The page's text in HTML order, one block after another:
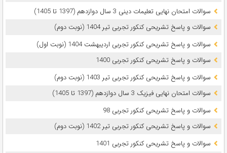
سوالات امتحان نهایی تعلیمات دینی 3 سال دوازدهم (1397 تا 1405)
سوالات و پاسخ تشریحی کنکور تجربی تیر 1404 (نوبت دوم)
سوالات و پاسخ تشریحی کنکور تجربی اردیبهشت 1404 (نوبت اول)
سوالات و پاسخ تشریحی کنکور تجربی 1400
سوالات و پاسخ تشریحی کنکور تجربی تیر 1403 (نوبت دوم)
سوالات امتحان نهایی فیزیک 3 سال دوازدهم (1397 تا 1405)
سوالات و پاسخ تشریحی کنکور تجربی 98
سوالات و پاسخ تشریحی کنکور تجربی تیر 1402 (نوبت دوم)
سوالات و پاسخ تشریحی کنکور تجربی 1401